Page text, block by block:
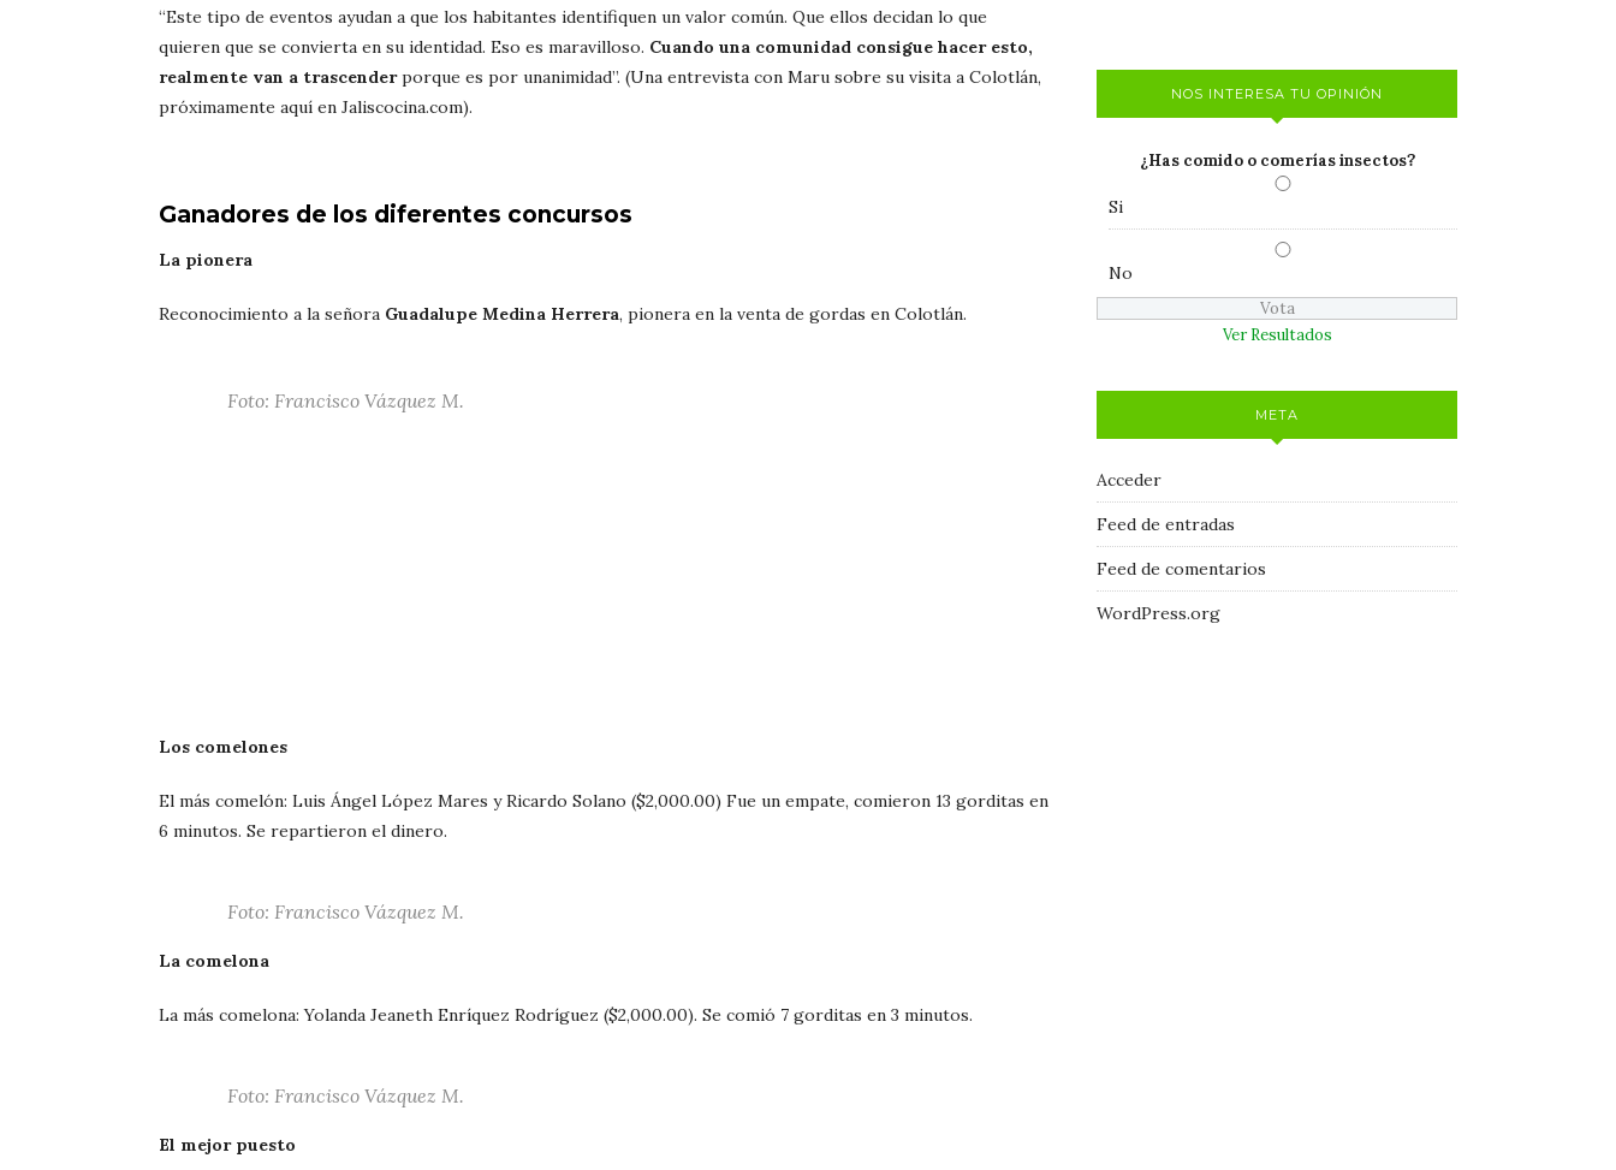
“Este tipo de eventos ayudan a que los habitantes identifiquen un valor común. Que ellos decidan lo que
quieren que se convierta en su identidad. Eso es maravilloso. Cuando una comunidad consigue hacer esto,
realmente van a trascenderporque es por unanimidad”. (Una entrevista con Maru sobre su visita a Colotlán,
próximamente aquí en Jaliscocina.com).
Ganadores de los diferentes concursos
La pionera
Reconocimiento a la señora Guadalupe Medina Herrera, pionera en la venta de gordas en Colotlán.
Foto: Francisco Vázquez M.
Los comelones
El más comelón: Luis Ángel López Mares y Ricardo Solano ($2,000.00) Fue un empate, comieron 13 gorditas en
6 minutos. Se repartieron el dinero.
Foto: Francisco Vázquez M.
La comelona
La más comelona: Yolanda Jeaneth Enríquez Rodríguez ($2,000.00). Se comió 7 gorditas en 3 minutos.
Foto: Francisco Vázquez M.
El mejor puesto
NOS INTERESA TU OPINIÓN
¿Has comido o comerías insectos?
Si
No
Ver Resultados
META
Acceder
Feed de entradas
Feed de comentarios
WordPress.org